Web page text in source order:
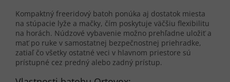
Kompaktný freeridový batoh ponúka aj dostatok miesta
na stúpacie lyže a mačky, čím poskytuje väčšiu flexibilitu
na horách. Núdzové vybavenie možno prehľadne uložiť a
mať po ruke v samostatnej bezpečnostnej priehradke,
zatiaľ čo všetky ostatné veci v hlavnom priestore sú
prístupné cez predný alebo zadný prístup.